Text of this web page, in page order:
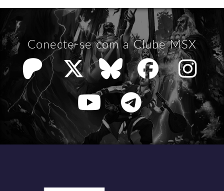
Conecte-se com a Clube MSX